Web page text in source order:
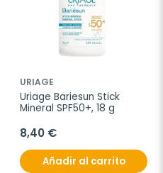
URIAGE
Uriage Bariesun Stick
Mineral SPF50+, 18 g
8,40 €
Añadir al carrito